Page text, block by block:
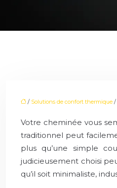
/ Solutions de confort thermique /
Votre cheminée vous
traditionnel peut
plus qu’une simple
judicieusement choisi
qu’il soit minimaliste,